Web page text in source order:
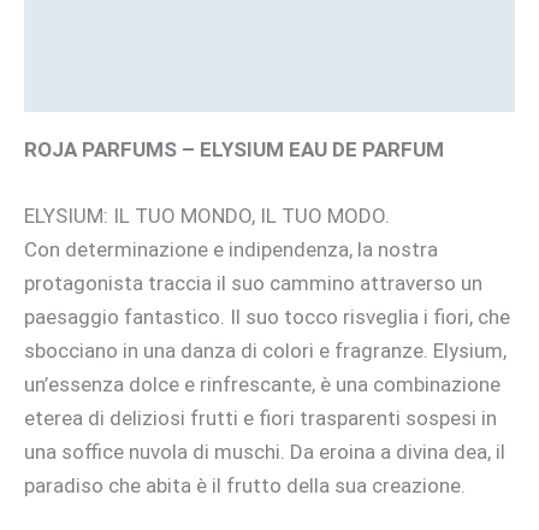
ROJA PARFUMS – ELYSIUM EAU DE PARFUM
ELYSIUM: IL TUO MONDO, IL TUO MODO.
Con determinazione e indipendenza, la nostra
protagonista traccia il suo cammino attraverso un
paesaggio fantastico. Il suo tocco risveglia i fiori, che
sbocciano in una danza di colori e fragranze. Elysium,
un’essenza dolce e rinfrescante, è una combinazione
eterea di deliziosi frutti e fiori trasparenti sospesi in
una soffice nuvola di muschi. Da eroina a divina dea, il
paradiso che abita è il frutto della sua creazione.